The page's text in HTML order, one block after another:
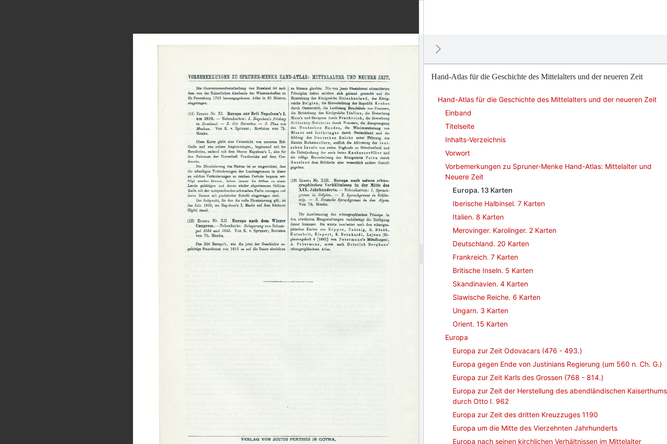
Hand-Atlas für die Geschichte des Mittelalters und der neueren Zeit
Hand-Atlas für die Geschichte des Mittelalters und der neueren Zeit
Einband
Titelseite
Inhalts-Verzeichnis
Vorwort
Vorbemerkungen zu Spruner-Menke Hand-Atlas: Mittelalter und
Neuere Zeit
Europa. 13 Karten
Iberische Halbinsel. 7 Karten
Italien. 8 Karten
Merovinger. Karolinger. 2 Karten
Deutschland. 20 Karten
Frankreich. 7 Karten
Britische Inseln. 5 Karten
Skandinavien. 4 Karten
Slawische Reiche. 6 Karten
Ungarn. 3 Karten
Orient. 15 Karten
Europa
Europa zur Zeit Odovacars (476 - 493.)
Europa gegen Ende von Justinians Regierung (um 560 n. Ch. G.)
Europa zur Zeit Karls des Grossen (768 - 814.)
Europa zur Zeit der Herstellung des abendländischen Kaiserthums
durch Otto I. 962
Europa zur Zeit des dritten Kreuzzuges 1190
Europa um die Mitte des Vierzehnten Jahrhunderts
Europa nach seinen kirchlichen Verhältnissen im Mittelalter